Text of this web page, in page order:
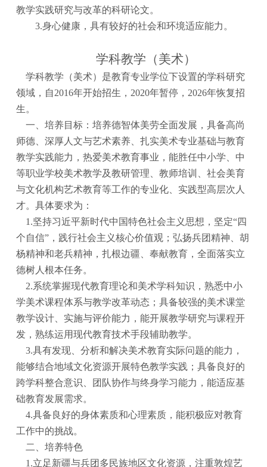
教学实践研究与改革的科研论文。
3.身心健康，具有较好的社会和环境适应能力。
学科教学（美术）
学科教学（美术）是教育专业学位下设置的学科研究
领域，自2016年开始招生，2020年暂停，2026年恢复招
生。
一、培养目标：培养德智体美劳全面发展，具备高尚
师德、深厚人文与艺术素养、扎实美术专业基础与教育
教学实践能力，热爱美术教育事业，能胜任中小学、中
等职业学校美术教学及教研管理、教师培训、社会美育
与文化机构艺术教育等工作的专业化、实践型高层次人
才。具体要求为 ：
1.坚持习近平新时代中国特色社会主义思想，坚定“四
个自信”，践行社会主义核心价值观；弘扬兵团精神、胡
杨精神和老兵精神，扎根边疆、奉献教育，全面落实立
德树人根本任务。
2.系统掌握现代教育理论和美术学科知识，熟悉中小
学美术课程体系与教学改革动态；具备较强的美术课堂
教学设计、实施与评价能力，能开展教学研究与课程开
发，熟练运用现代教育技术手段辅助教学。
3.具有发现、分析和解决美术教育实际问题的能力，
能够结合地域文化资源开展特色教学实践；具备良好的
跨学科整合意识、团队协作与终身学习能力，能适应基
础教育发展需求。
4.具备良好的身体素质和心理素质，能积极应对教育
工作中的挑战。
二、培养特色
1.立足新疆与兵团多民族地区文化资源，注重敦煌艺